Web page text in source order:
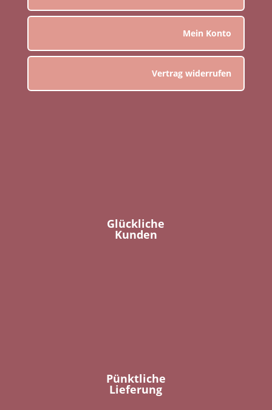
Mein Konto
Vertrag widerrufen
Glückliche
Kunden
Pünktliche
Lieferung